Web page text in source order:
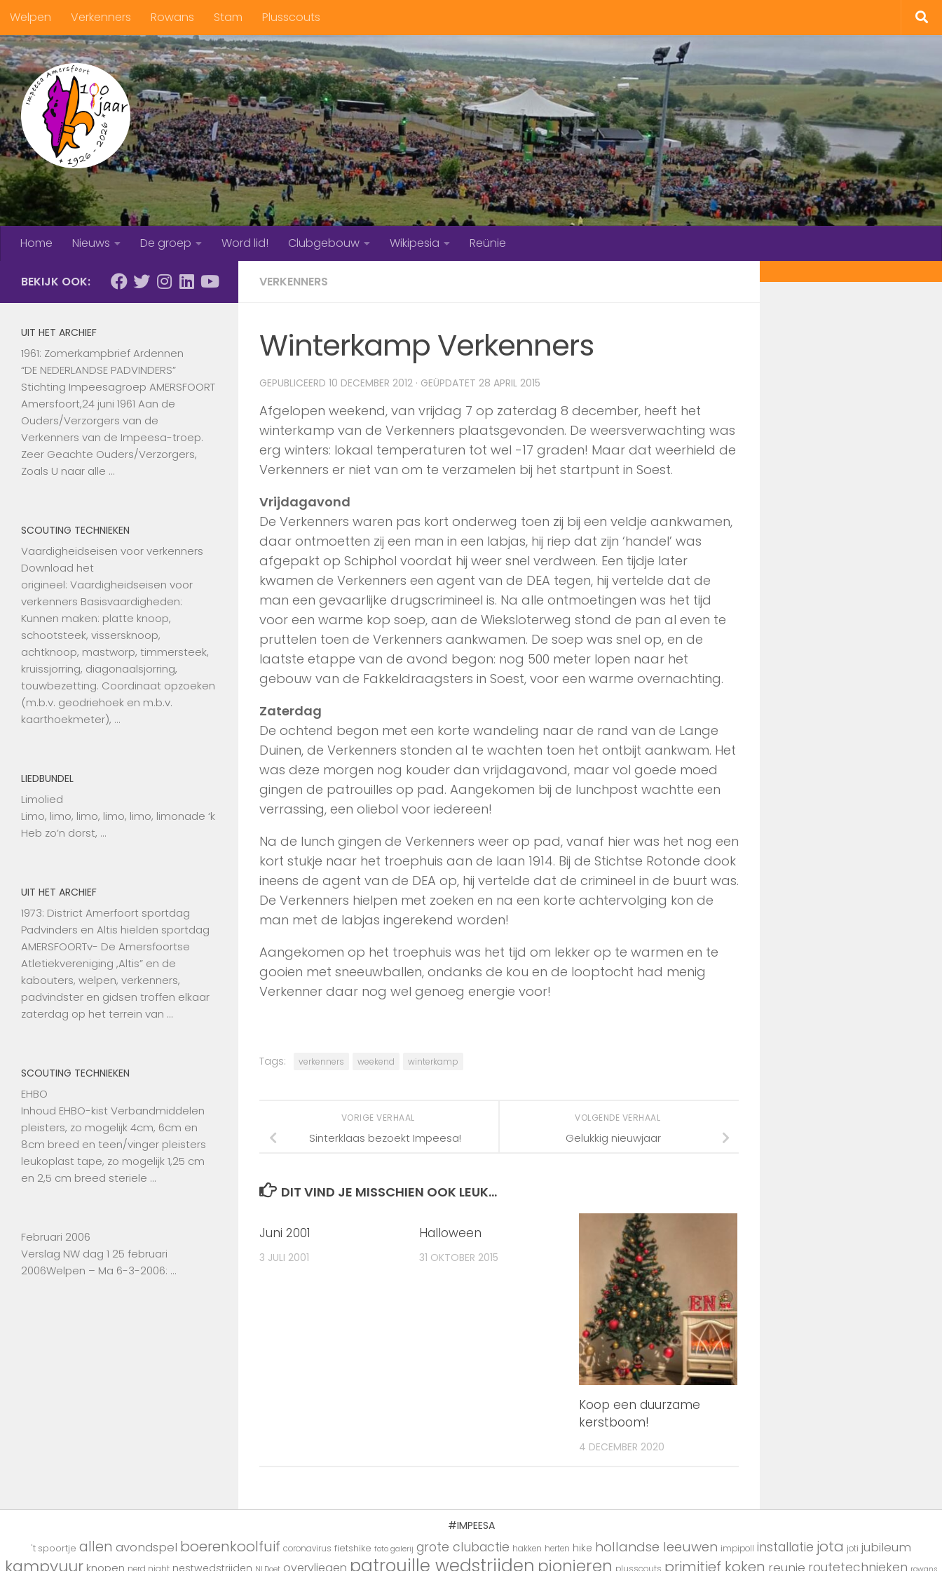
Doorgaan naar inhoud
Welpen Verkenners Rowans Stam Plusscouts
Home Nieuws De groep Word lid! Clubgebouw Wikipesia Reünie
VERKENNERS
Winterkamp Verkenners
GEPUBLICEERD 10 DECEMBER 2012 · GEÜPDATET 28 APRIL 2015
Afgelopen weekend, van vrijdag 7 op zaterdag 8 december, heeft het
winterkamp van de Verkenners plaatsgevonden. De weersverwachting was
erg winters: lokaal temperaturen tot wel -17 graden! Maar dat weerhield de
Verkenners er niet van om te verzamelen bij het startpunt in Soest.
Vrijdagavond
De Verkenners waren pas kort onderweg toen zij bij een veldje aankwamen,
daar ontmoetten zij een man in een labjas, hij riep dat zijn ‘handel’ was
afgepakt op Schiphol voordat hij weer snel verdween. Een tijdje later
kwamen de Verkenners een agent van de DEA tegen, hij vertelde dat de
man een gevaarlijke drugscrimineel is. Na alle ontmoetingen was het tijd
voor een warme kop soep, aan de Wieksloterweg stond de pan al even te
pruttelen toen de Verkenners aankwamen. De soep was snel op, en de
laatste etappe van de avond begon: nog 500 meter lopen naar het
gebouw van de Fakkeldraagsters in Soest, voor een warme overnachting.
Zaterdag
De ochtend begon met een korte wandeling naar de rand van de Lange
Duinen, de Verkenners stonden al te wachten toen het ontbijt aankwam. Het
was deze morgen nog kouder dan vrijdagavond, maar vol goede moed
gingen de patrouilles op pad. Aangekomen bij de lunchpost wachtte een
verrassing, een oliebol voor iedereen!
Na de lunch gingen de Verkenners weer op pad, vanaf hier was het nog een
kort stukje naar het troephuis aan de laan 1914. Bij de Stichtse Rotonde dook
ineens de agent van de DEA op, hij vertelde dat de crimineel in de buurt was.
De Verkenners hielpen met zoeken en na een korte achtervolging kon de
man met de labjas ingerekend worden!
Aangekomen op het troephuis was het tijd om lekker op te warmen en te
gooien met sneeuwballen, ondanks de kou en de looptocht had menig
Verkenner daar nog wel genoeg energie voor!
Tags: verkenners weekend winterkamp
VOLGENDE VERHAAL
Gelukkig nieuwjaar
VORIGE VERHAAL
Sinterklaas bezoekt Impeesa!
DIT VIND JE MISSCHIEN OOK LEUK...
Juni 2001
3 JULI 2001
Halloween
31 OKTOBER 2015
Koop een duurzame
kerstboom!
4 DECEMBER 2020
BEKIJK OOK:
UIT HET ARCHIEF
1961: Zomerkampbrief Ardennen
“DE NEDERLANDSE PADVINDERS”
Stichting Impeesagroep AMERSFOORT
Amersfoort,24 juni 1961 Aan de
Ouders/Verzorgers van de
Verkenners van de Impeesa-troep.
Zeer Geachte Ouders/Verzorgers,
Zoals U naar alle …
SCOUTING TECHNIEKEN
Vaardigheidseisen voor verkenners
Download het
origineel: Vaardigheidseisen voor
verkenners Basisvaardigheden:
Kunnen maken: platte knoop,
schootsteek, vissersknoop,
achtknoop, mastworp, timmersteek,
kruissjorring, diagonaalsjorring,
touwbezetting. Coordinaat opzoeken
(m.b.v. geodriehoek en m.b.v.
kaarthoekmeter), …
LIEDBUNDEL
Limolied
Limo, limo, limo, limo, limo, limonade ‘k
Heb zo’n dorst, …
UIT HET ARCHIEF
1973: District Amerfoort sportdag
Padvinders en Altis hielden sportdag
AMERSFOORTv- De Amersfoortse
Atletiekvereniging ,Altis” en de
kabouters, welpen, verkenners,
padvindster en gidsen troffen elkaar
zaterdag op het terrein van …
SCOUTING TECHNIEKEN
EHBO
Inhoud EHBO-kist Verbandmiddelen
pleisters, zo mogelijk 4cm, 6cm en
8cm breed en teen/vinger pleisters
leukoplast tape, zo mogelijk 1,25 cm
en 2,5 cm breed steriele …
Februari 2006
Verslag NW dag 1 25 februari
2006Welpen – Ma 6-3-2006: …
#IMPEESA
't spoortje allen avondspel boerenkoolfuif coronavirus fietshike foto galerij grote clubactie hakken herten hike hollandse leeuwen impipoll installatie jota joti jubileum
kampvuur knopen nerd night nestwedstrijden overvliegen patrouille wedstrijden pionieren plusscouts primitief koken reunie routetechnieken